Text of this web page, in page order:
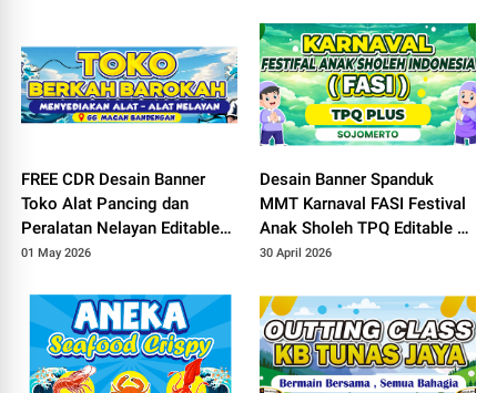
FREE CDR Desain Banner
Toko Alat Pancing dan
Peralatan Nelayan Editable
di CorelDRAW X7
01 May 2026
Desain Banner Spanduk
MMT Karnaval FASI Festival
Anak Sholeh TPQ Editable di
CorelDRAW X7
30 April 2026